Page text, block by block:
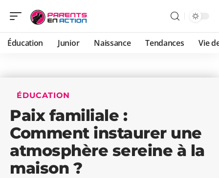
Éducation Junior Naissance Tendances Vie
ÉDUCATION
Paix familiale :
Comment instaurer une
atmosphère sereine à la
maison ?